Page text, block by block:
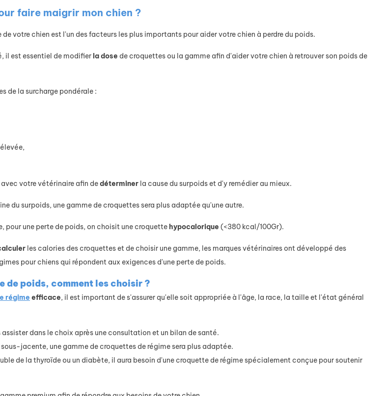
chiens
chats
faire maigrir mon chien ?
votre chien est l'un des facteurs les plus importants pour aider votre chien à perdre du poids.
il est essentiel de modifier ladose de croquettes ou la gamme afin d'aider votre chien à retrouver son poids de
de la surcharge pondérale :
votre vétérinaire afin dedéterminer la cause du surpoids et d'y remédier au mieux.
du surpoids, une gamme de croquettes sera plus adaptée qu'une autre.
pour une perte de poids, on choisit une croquette hypocalorique (<380 kcal/100Gr).
les calories des croquettes et de choisir une gamme, les marques vétérinaires ont développé des
pour chiens qui répondent aux exigences d'une perte de poids.
de poids, comment les choisir ?
régime efficace, il est important de s'assurer qu'elle soit appropriée à l'âge, la race, la taille et l'état général
dans le choix après une consultation et un bilan de santé.
jacente, une gamme de croquettes de régime sera plus adaptée.
de la thyroïde ou un diabète, il aura besoin d'une croquette de régime spécialement conçue pour soutenir